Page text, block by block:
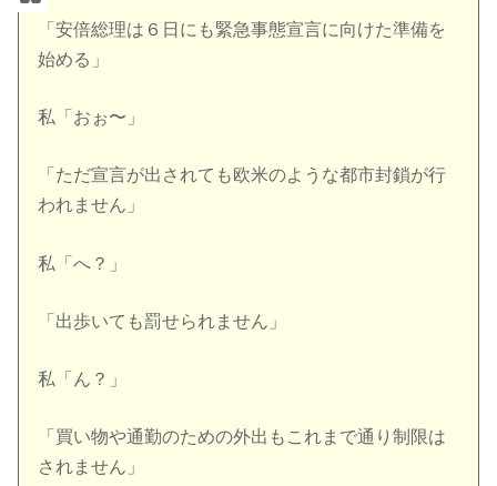
「安倍総理は６日にも緊急事態宣言に向けた準備を
始める」
私「おぉ〜」
「ただ宣言が出されても欧米のような都市封鎖が行
われません」
私「へ？」
「出歩いても罰せられません」
私「ん？」
「買い物や通勤のための外出もこれまで通り制限は
されません」